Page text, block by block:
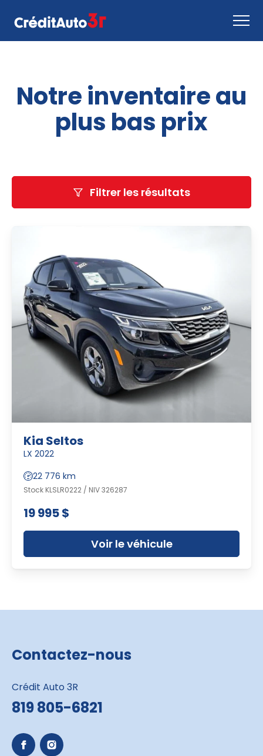
Comment ça marche
Nous joindre
Inventaire
Notre inventaire au
plus bas prix
Filtrer les résultats
Kia Seltos
LX 2022
22 776 km
Stock KLSLR0222 / NIV 326287
19 995 $
Voir le véhicule
Contactez-nous
Crédit Auto 3R
819 805-6821